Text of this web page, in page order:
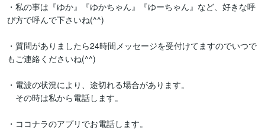
・私の事は『ゆか』『ゆかちゃん』『ゆーちゃん』など、好きな呼
び方で呼んで下さいね(⁠^⁠^⁠)
・質問がありましたら24時間メッセージを受付けてますのでいつで
もご連絡くださいね(^^)
・電波の状況により、途切れる場合があります。
その時は私から電話します。
・ココナラのアプリでお電話します。